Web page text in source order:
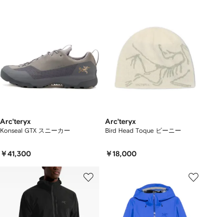
Arc'teryx
Konseal GTX スニーカー
￥41,300
Arc'teryx
Bird Head Toque ビーニー
￥18,000